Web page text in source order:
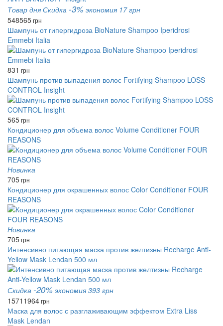
Товар дня Скидка -3% экономия 17 грн
548565грн
Шампунь от гипергидроза BioNature Shampoo Iperidrosi
Emmebi Italia
831 грн
Шампунь против выпадения волос Fortifying Shampoo LOSS
CONTROL Insight
565грн
Кондиционер для объема волос Volume Conditioner FOUR
REASONS
Новинка
705грн
Кондиционер для окрашенных волос Color Conditioner FOUR
REASONS
Новинка
705грн
Интенсивно питающая маска против желтизны Recharge Anti-
Yellow Mask Lendan 500 мл
Скидка -20% экономия 393 грн
1571 1964грн
Маска для волос с разглаживающим эффектом Extra Liss
Mask Lendan